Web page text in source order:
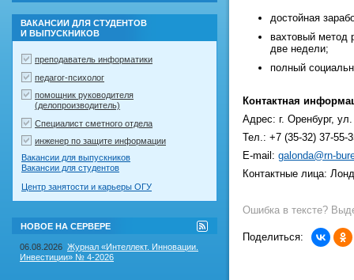
ВАКАНСИИ ДЛЯ СТУДЕНТОВ
И ВЫПУСКНИКОВ
преподаватель информатики
педагог-психолог
помощник руководителя
(делопроизводитель)
Специалист сметного отдела
инженер по защите информации
Вакансии для выпускников
Вакансии для студентов
Центр занятости и карьеры ОГУ
НОВОЕ НА СЕРВЕРЕ
RSS-
лента
на
06.08.2026 Журнал «Интеллект. Инновации.
Инвестиции» № 4-2026
достойная
вахтовый метод
две недели;
полный
Контактная
Адрес: г. Оренбург,
Тел.: +7 (35-32) 37-55-
E-mail: galonda@rn-
Контактные лица:
Ошибка в тексте?
Поделиться: